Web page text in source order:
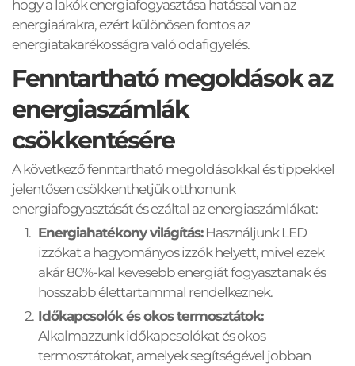
hogy a lakók energiafogyasztása hatással van az
energiaárakra, ezért különösen fontos az
energiatakarékosságra való odafigyelés.
Fenntartható megoldások az
energiaszámlák
csökkentésére
A következő fenntartható megoldásokkal és tippekkel
jelentősen csökkenthetjük otthonunk
energiafogyasztását és ezáltal az energiaszámlákat:
Energiahatékony világítás: Használjunk LED
izzókat a hagyományos izzók helyett, mivel ezek
akár 80%-kal kevesebb energiát fogyasztanak és
hosszabb élettartammal rendelkeznek.
Időkapcsolók és okos termosztátok:
Alkalmazzunk időkapcsolókat és okos
termosztátokat, amelyek segítségével jobban